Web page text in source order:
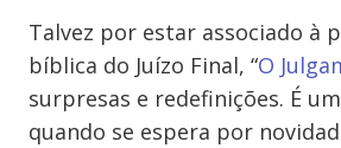
Talvez por estar associado à
bíblica do Juízo Final, “O
surpresas e redefinições. É
quando se espera por